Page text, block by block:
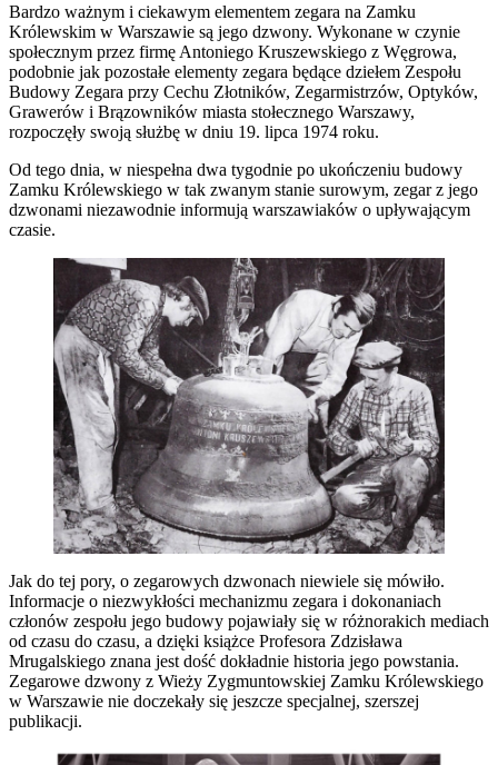
Bardzo ważnym i ciekawym elementem zegara na Zamku
Królewskim w Warszawie są jego dzwony. Wykonane w czynie
społecznym przez firmę Antoniego Kruszewskiego z Węgrowa,
podobnie jak pozostałe elementy zegara będące dziełem Zespołu
Budowy Zegara przy Cechu Złotników, Zegarmistrzów, Optyków,
Grawerów i Brązowników miasta stołecznego Warszawy,
rozpoczęły swoją służbę w dniu 19. lipca 1974 roku.
Od tego dnia, w niespełna dwa tygodnie po ukończeniu budowy
Zamku Królewskiego w tak zwanym stanie surowym, zegar z jego
dzwonami niezawodnie informują warszawiaków o upływającym
czasie.
Jak do tej pory, o zegarowych dzwonach niewiele się mówiło.
Informacje o niezwykłości mechanizmu zegara i dokonaniach
członów zespołu jego budowy pojawiały się w różnorakich mediach
od czasu do czasu, a dzięki książce Profesora Zdzisława
Mrugalskiego znana jest dość dokładnie historia jego powstania.
Zegarowe dzwony z Wieży Zygmuntowskiej Zamku Królewskiego
w Warszawie nie doczekały się jeszcze specjalnej, szerszej
publikacji.